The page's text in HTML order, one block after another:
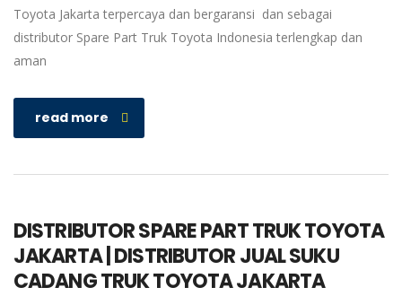
Toyota Jakarta terpercaya dan bergaransi dan sebagai
distributor Spare Part Truk Toyota Indonesia terlengkap dan
aman
read more
DISTRIBUTOR SPARE PART TRUK TOYOTA
JAKARTA | DISTRIBUTOR JUAL SUKU
CADANG TRUK TOYOTA JAKARTA